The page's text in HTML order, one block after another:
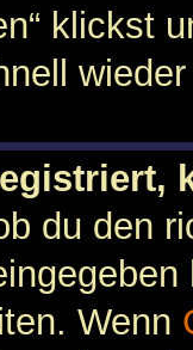
klickst
du den
Wenn